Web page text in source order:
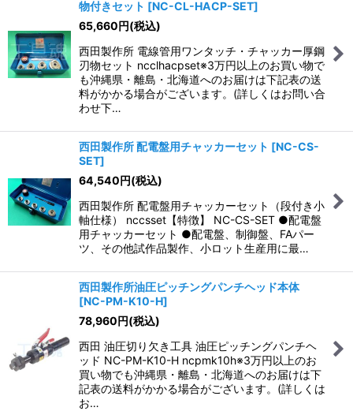
物付きセット [NC-CL-HACP-SET]
65,660円(税込)
西田製作所 電線管用ワンタッチ・チャッカー厚鋼
刃物セット ncclhacpset※3万円以上のお買い物で
も沖縄県・離島・北海道へのお届けは下記表の送
料がかかる場合がございます。(詳しくはお問い合
わせ下…
西田製作所 配電盤用チャッカーセット [NC-CS-
SET]
64,540円(税込)
西田製作所 配電盤用チャッカーセット（段付き小
軸仕様） nccsset【特徴】 NC-CS-SET ●配電盤
用チャッカーセット ●配電盤、制御盤、FAパー
ツ、その他試作品製作、小ロット生産用に最…
西田製作所油圧ピッチングパンチヘッド本体
[NC-PM-K10-H]
78,960円(税込)
西田 油圧切り欠き工具 油圧ピッチングパンチヘ
ッド NC-PM-K10-H ncpmk10h※3万円以上のお
買い物でも沖縄県・離島・北海道へのお届けは下
記表の送料がかかる場合がございます。(詳しくは
お…